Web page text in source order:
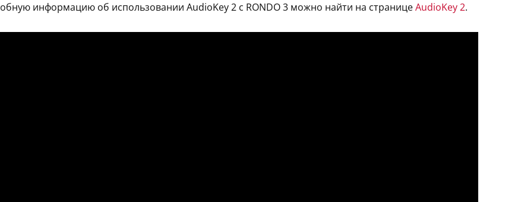
информацию об использовании AudioKey 2 c RONDO 3 можно найти на страницеAudioKey 2.